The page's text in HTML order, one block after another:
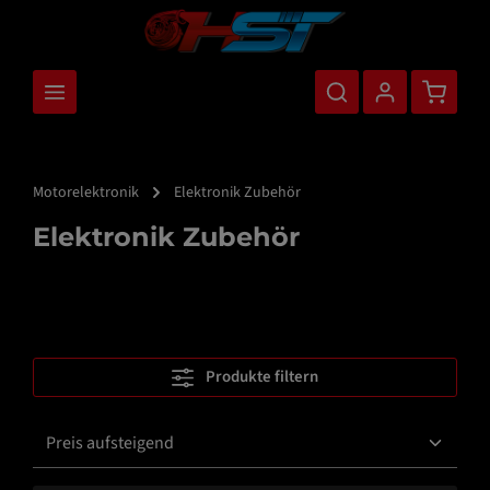
Motorelektronik Elektronik Zubehör
Elektronik Zubehör
Produkte filtern